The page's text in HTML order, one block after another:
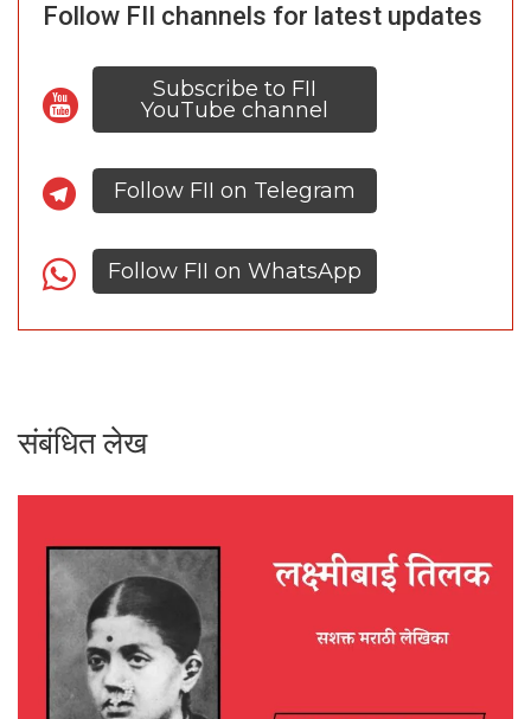
Follow FII channels for latest updates
Subscribe to FII
YouTube channel
Follow FII on Telegram
Follow FII on WhatsApp
संबंधित लेख